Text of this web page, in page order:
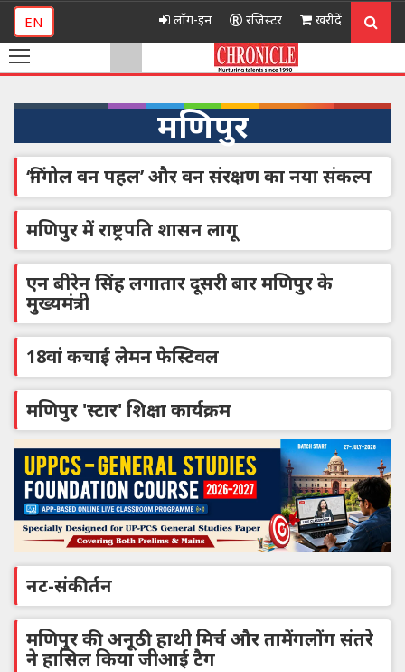
EN लॉग-इन रजिस्टर खरीदें
मणिपुर
‘निंगोल वन पहल’ और वन संरक्षण का नया संकल्प
मणिपुर में राष्ट्रपति शासन लागू
एन बीरेन सिंह लगातार दूसरी बार मणिपुर के
मुख्यमंत्री
18वां कचाई लेमन फेस्टिवल
मणिपुर 'स्टार' शिक्षा कार्यक्रम
नट-संकीर्तन
मणिपुर की अनूठी हाथी मिर्च और तामेंगलोंग संतरे
ने हासिल किया जीआई टैग